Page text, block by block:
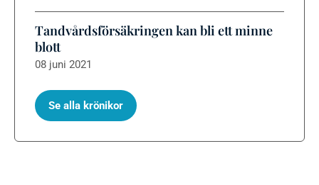
Tandvårdsförsäkringen kan bli ett minne
blott
08 juni 2021
Se alla krönikor